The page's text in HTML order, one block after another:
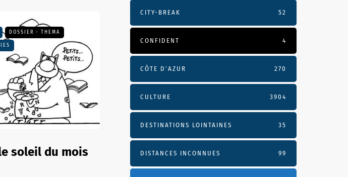
DOSSIER - THEMA
soleil du mois
CITY-BREAK 52
CONFIDENT 4
CÔTE D’AZUR 270
CULTURE 3904
DESTINATIONS LOINTAINES 35
DISTANCES INCONNUES 99